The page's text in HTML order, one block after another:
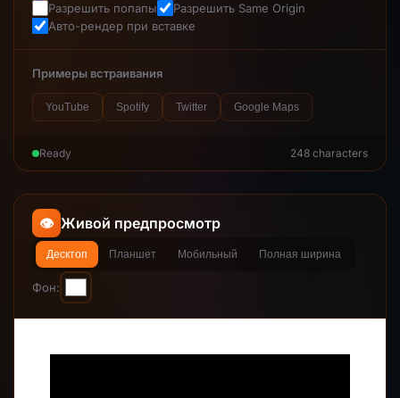
Разрешить попапы
Разрешить Same Origin
Авто-рендер при вставке
Примеры встраивания
YouTube Spotify Twitter Google Maps
Ready 248 characters
👁️ Живой предпросмотр
Десктоп Планшет Мобильный Полная ширина
Фон: